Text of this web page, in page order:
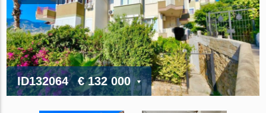
ID132064 € 132 000